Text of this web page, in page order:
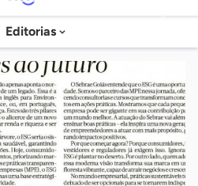
Agência
Sebrae
de
Notícias
Editorias
chave